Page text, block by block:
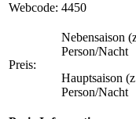
Webcode: 4450
Preis:
Nebensaison
Person/Nacht
Hauptsaison
Person/Nacht